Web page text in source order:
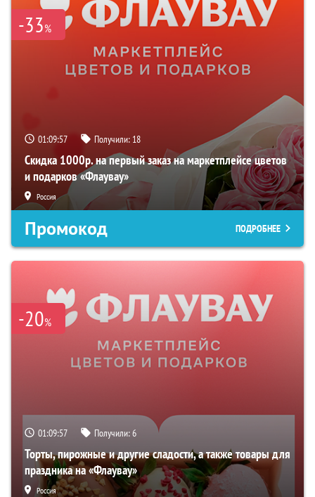
-33%
01:09:56 Получили: 18
Скидка 1000р. на первый заказ на маркетплейсе цветов
и подарков «Флаувау»
Россия
Промокод ПОДРОБНЕЕ
-20%
01:09:56 Получили:6
Торты, пирожные и другие сладости, а также товары для
праздника на «Флаувау»
Россия